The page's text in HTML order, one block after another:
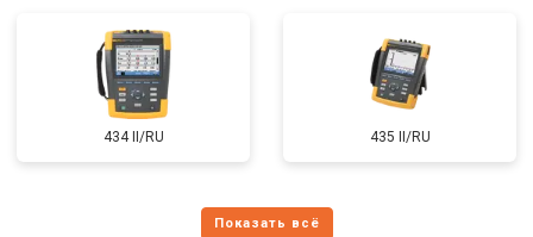
434 II/RU 435 II/RU